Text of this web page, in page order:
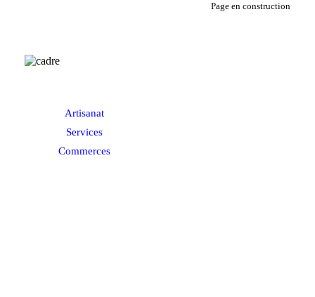
Artisanat
Services
Commerces
Page en construction